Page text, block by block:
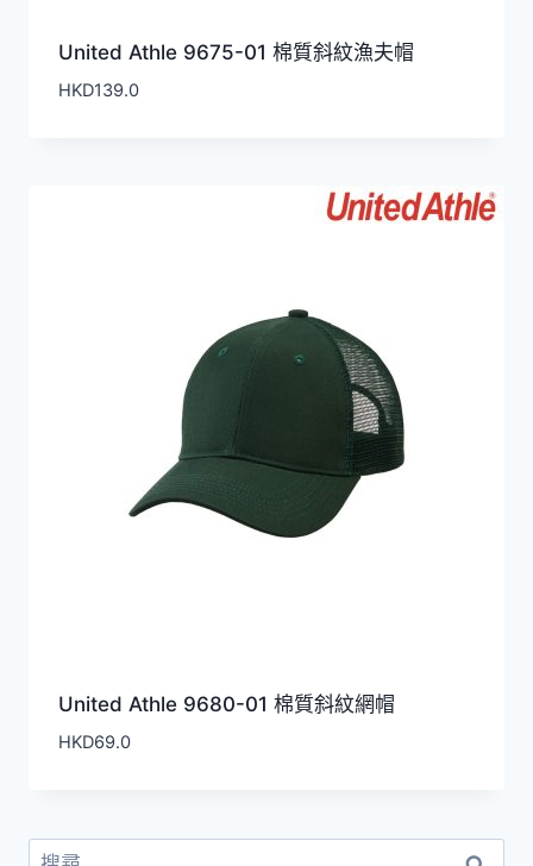
United Athle 9675-01 棉質斜紋漁夫帽
HKD139.0
United Athle 9680-01 棉質斜紋網帽
HKD69.0
搜